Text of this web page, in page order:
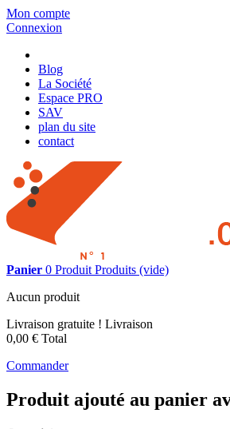
Mon compte
Connexion
Blog
La Société
Espace PRO
SAV
plan du site
contact
Panier 0 Produit Produits (vide)
Aucun produit
Livraison gratuite ! Livraison
0,00 € Total
Commander
Produit ajouté au panier